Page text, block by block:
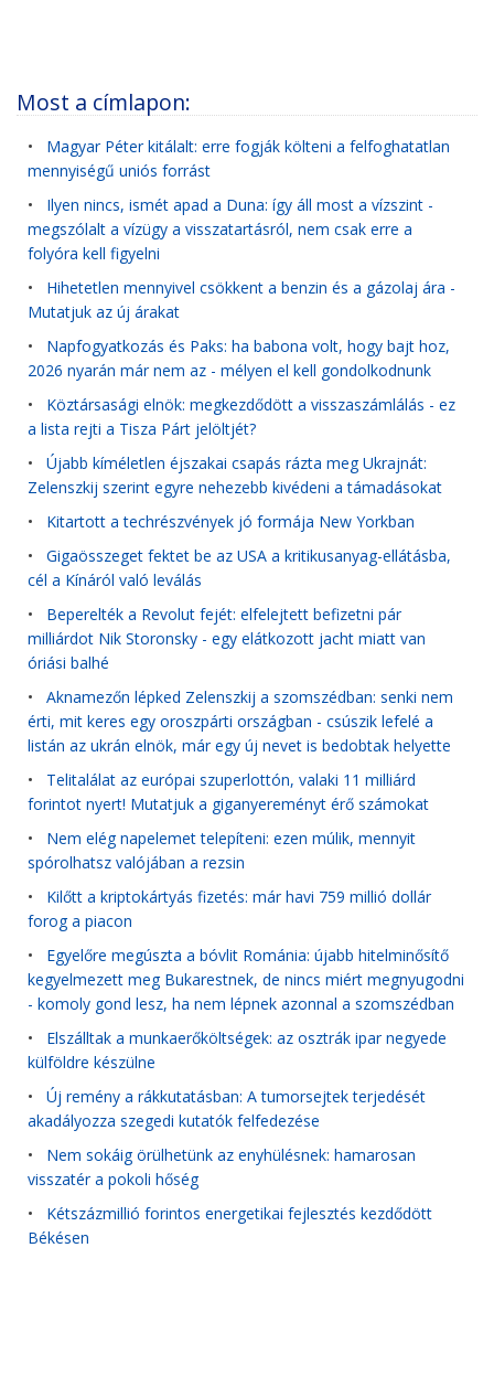
Most a címlapon:
• Magyar Péter kitálalt: erre fogják költeni a felfoghatatlan
mennyiségű uniós forrást
• Ilyen nincs, ismét apad a Duna: így áll most a vízszint -
megszólalt a vízügy a visszatartásról, nem csak erre a
folyóra kell figyelni
• Hihetetlen mennyivel csökkent a benzin és a gázolaj ára -
Mutatjuk az új árakat
• Napfogyatkozás és Paks: ha babona volt, hogy bajt hoz,
2026 nyarán már nem az - mélyen el kell gondolkodnunk
• Köztársasági elnök: megkezdődött a visszaszámlálás - ez
a lista rejti a Tisza Párt jelöltjét?
• Újabb kíméletlen éjszakai csapás rázta meg Ukrajnát:
Zelenszkij szerint egyre nehezebb kivédeni a támadásokat
• Kitartott a techrészvények jó formája New Yorkban
• Gigaösszeget fektet be az USA a kritikusanyag-ellátásba,
cél a Kínáról való leválás
• Beperelték a Revolut fejét: elfelejtett befizetni pár
milliárdot Nik Storonsky - egy elátkozott jacht miatt van
óriási balhé
• Aknamezőn lépked Zelenszkij a szomszédban: senki nem
érti, mit keres egy oroszpárti országban - csúszik lefelé a
listán az ukrán elnök, már egy új nevet is bedobtak helyette
• Telitalálat az európai szuperlottón, valaki 11 milliárd
forintot nyert! Mutatjuk a giganyereményt érő számokat
• Nem elég napelemet telepíteni: ezen múlik, mennyit
spórolhatsz valójában a rezsin
• Kilőtt a kriptokártyás fizetés: már havi 759 millió dollár
forog a piacon
• Egyelőre megúszta a bóvlit Románia: újabb hitelminősítő
kegyelmezett meg Bukarestnek, de nincs miért megnyugodni
- komoly gond lesz, ha nem lépnek azonnal a szomszédban
• Elszálltak a munkaerőköltségek: az osztrák ipar negyede
külföldre készülne
• Új remény a rákkutatásban: A tumorsejtek terjedését
akadályozza szegedi kutatók felfedezése
• Nem sokáig örülhetünk az enyhülésnek: hamarosan
visszatér a pokoli hőség
• Kétszázmillió forintos energetikai fejlesztés kezdődött
Békésen